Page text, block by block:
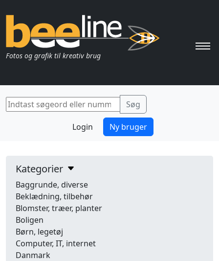
Fotos og grafik til kreativ brug
Login Ny bruger
Kategorier
Baggrunde, diverse
Beklædning, tilbehør
Blomster, træer, planter
Boligen
Børn, legetøj
Computer, IT, internet
Danmark